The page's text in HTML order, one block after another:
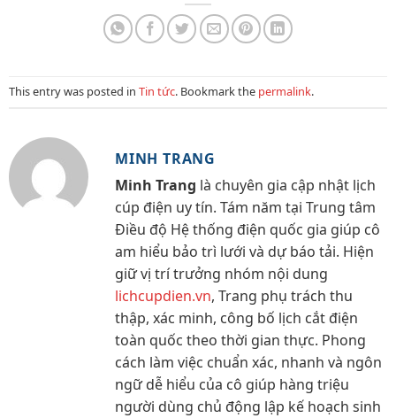
This entry was posted in Tin tức. Bookmark the permalink.
MINH TRANG
Minh Trang là chuyên gia cập nhật lịch
cúp điện uy tín. Tám năm tại Trung tâm
Điều độ Hệ thống điện quốc gia giúp cô
am hiểu bảo trì lưới và dự báo tải. Hiện
giữ vị trí trưởng nhóm nội dung
lichcupdien.vn, Trang phụ trách thu
thập, xác minh, công bố lịch cắt điện
toàn quốc theo thời gian thực. Phong
cách làm việc chuẩn xác, nhanh và ngôn
ngữ dễ hiểu của cô giúp hàng triệu
người dùng chủ động lập kế hoạch sinh